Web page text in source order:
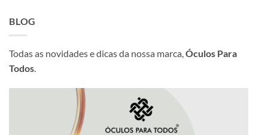
BLOG
Todas as novidades e dicas da nossa marca,Óculos Para
Todos.